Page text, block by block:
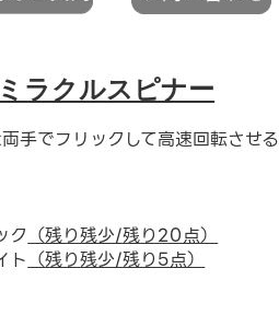
ラクルスピナー
手でフリックして高速回転させる
ク（残り残少/残り20点）
ト（残り残少/残り5点）